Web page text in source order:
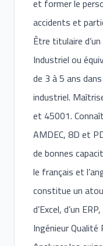
et former le
accidents et
Être titulaire
Industriel ou
de 3 à 5 ans
industriel.
et 45001.
AMDEC, 8D et
de bonnes
le français et
constitue un
d’Excel, d’un
Ingénieur Qualité